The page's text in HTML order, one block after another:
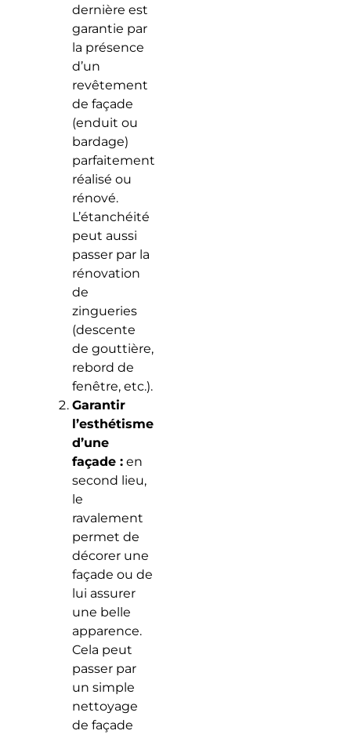
dernière est
garantie par
la présence
d’un
revêtement
de façade
(enduit ou
bardage)
parfaitement
réalisé ou
rénové.
L’étanchéité
peut aussi
passer par la
rénovation
de
zingueries
(descente
de gouttière,
rebord de
fenêtre, etc.).
Garantir
l’esthétisme
d’une
façade :en
second lieu,
le
ravalement
permet de
décorer une
façade ou de
lui assurer
une belle
apparence.
Cela peut
passer par
un simple
nettoyage
de façade